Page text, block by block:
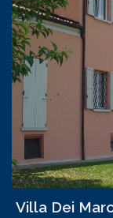
Villa Dei